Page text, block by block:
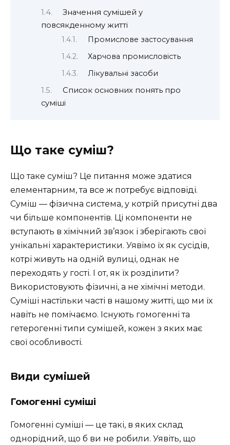
Значення сумішей у
повсякденному житті
Промислове застосування
Харчова промисловість
Лікувальні засоби
Список основних понять про
суміші
Що таке суміш?
Що таке суміш? Це питання може здатися
елементарним, та все ж потребує відповіді.
Суміш — фізична система, у котрій присутні два
чи більше компонентів. Ці компоненти не
вступають в хімічний зв’язок і зберігають свої
унікальні характеристики. Уявімо їх як сусідів,
котрі живуть на одній вулиці, однак не
переходять у гості. І от, як їх розділити?
Використовують фізичні, а не хімічні методи.
Суміші настільки часті в нашому житті, що ми їх
навіть не помічаємо. Існують гомогенні та
гетерогенні типи сумішей, кожен з яких має
свої особливості.
Види сумішей
Гомогенні суміші
Гомогенні суміші — це такі, в яких склад
однорідний, що б ви не робили. Уявіть, що